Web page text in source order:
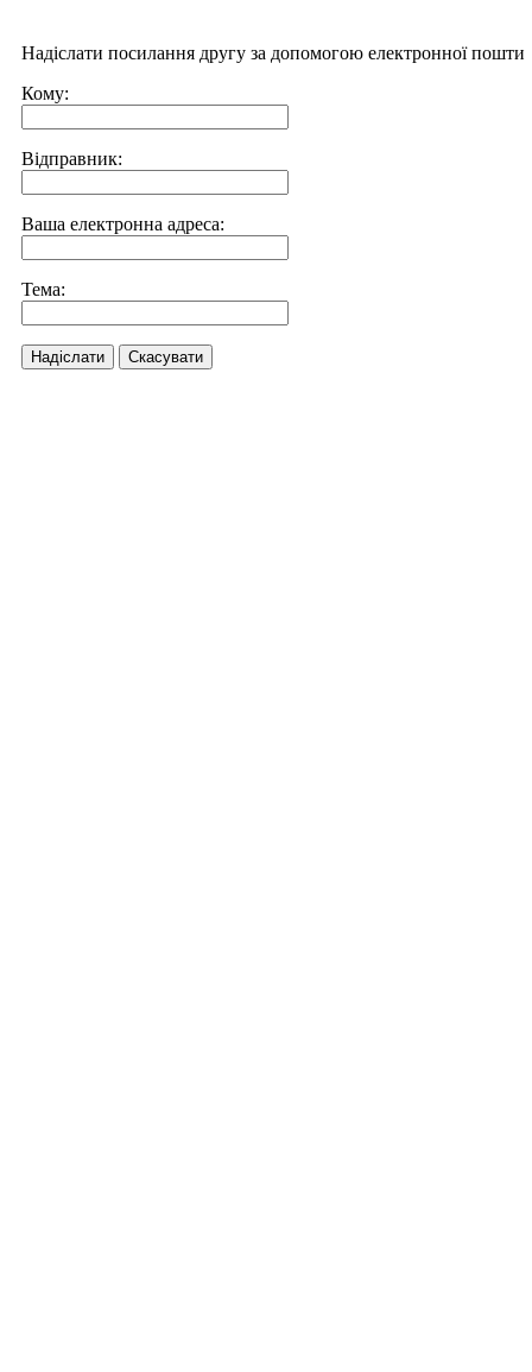
Надіслати посилання другу за допомогою електронної пошти
Кому:
Відправник:
Ваша електронна адреса:
Тема:
Надіслати Скасувати